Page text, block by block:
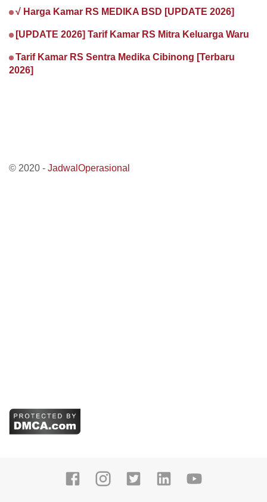
√ Harga Kamar RS MEDIKA BSD [UPDATE 2026]
[UPDATE 2026] Tarif Kamar RS Mitra Keluarga Waru
Tarif Kamar RS Sentra Medika Cibinong [Terbaru
2026]
© 2020 - JadwalOperasional